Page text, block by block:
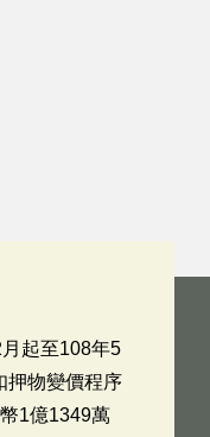
起至108年5
押物變價程序
1億1349萬